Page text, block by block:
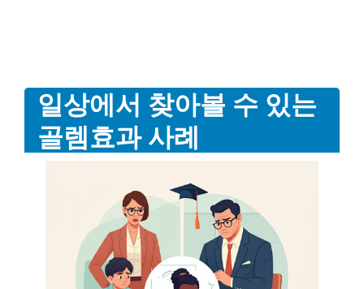
일상에서 찾아볼 수 있는
골렘효과 사례